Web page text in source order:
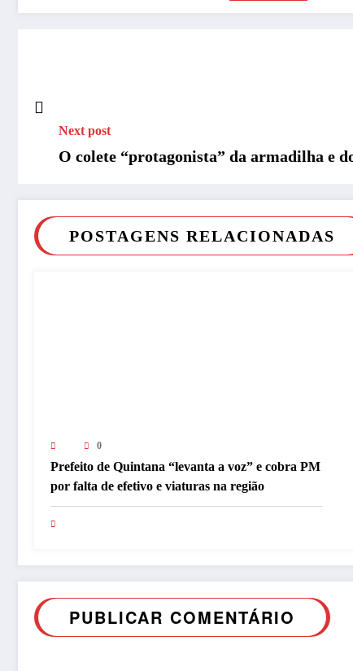
Next post
O colete “protagonista” da armadilha e
POSTAGENS RELACIONADAS
0
Prefeito de Quintana “levanta a voz” e cobra PM
por falta de efetivo e viaturas na região
PUBLICAR COMENTÁRIO